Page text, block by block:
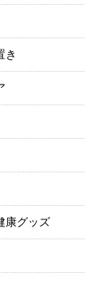
き
康グッズ